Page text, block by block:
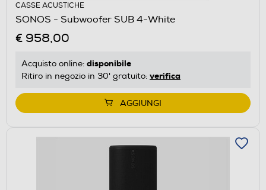
CASSE ACUSTICHE
SONOS - Subwoofer SUB 4-White
€ 958,00
Acquisto online: disponibile
Ritiro in negozio in 30' gratuito: verifica
AGGIUNGI